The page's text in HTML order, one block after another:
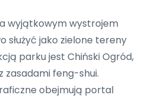
wyjątkowym wystrojem
służyć jako zielone tereny
parku jest Chiński Ogród,
zasadami feng-shui.
obejmują portal